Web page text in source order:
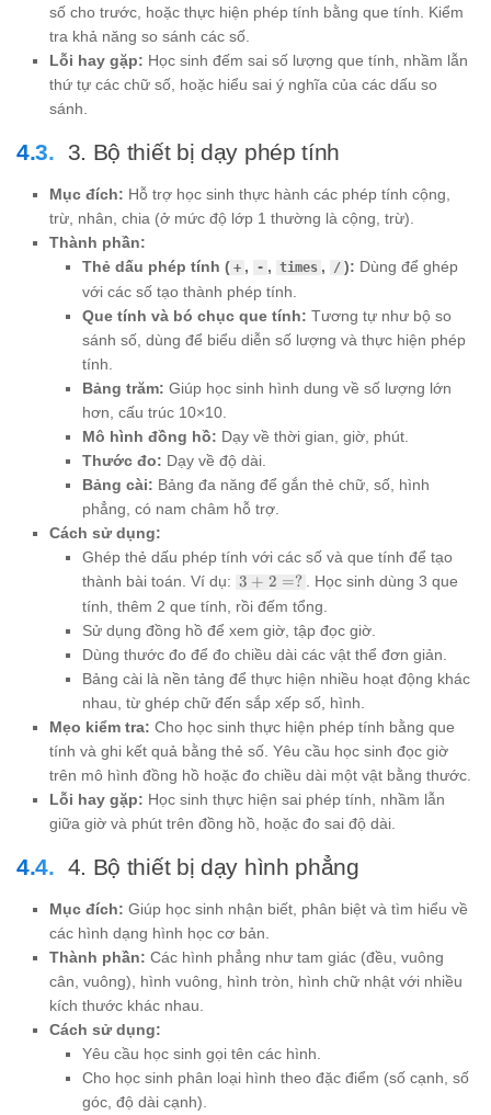
số cho trước, hoặc thực hiện phép tính bằng que tính. Kiểm
tra khả năng so sánh các số.
Lỗi hay gặp: Học sinh đếm sai số lượng que tính, nhầm lẫn
thứ tự các chữ số, hoặc hiểu sai ý nghĩa của các dấu so
sánh.
3. Bộ thiết bị dạy phép tính
Mục đích: Hỗ trợ học sinh thực hành các phép tính cộng,
trừ, nhân, chia (ở mức độ lớp 1 thường là cộng, trừ).
Thành phần:
Thẻ dấu phép tính ( + , - , times , / ): Dùng để ghép
với các số tạo thành phép tính.
Que tính và bó chục que tính: Tương tự như bộ so
sánh số, dùng để biểu diễn số lượng và thực hiện phép
tính.
Bảng trăm: Giúp học sinh hình dung về số lượng lớn
hơn, cấu trúc 10×10.
Mô hình đồng hồ: Dạy về thời gian, giờ, phút.
Thước đo: Dạy về độ dài.
Bảng cài: Bảng đa năng để gắn thẻ chữ, số, hình
phẳng, có nam châm hỗ trợ.
Cách sử dụng:
Ghép thẻ dấu phép tính với các số và que tính để tạo
thành bài toán. Ví dụ: 3
+
2
=
?
3 + 2 =?
. Học sinh dùng 3 que
tính, thêm 2 que tính, rồi đếm tổng.
Sử dụng đồng hồ để xem giờ, tập đọc giờ.
Dùng thước đo để đo chiều dài các vật thể đơn giản.
Bảng cài là nền tảng để thực hiện nhiều hoạt động khác
nhau, từ ghép chữ đến sắp xếp số, hình.
Mẹo kiểm tra: Cho học sinh thực hiện phép tính bằng que
tính và ghi kết quả bằng thẻ số. Yêu cầu học sinh đọc giờ
trên mô hình đồng hồ hoặc đo chiều dài một vật bằng thước.
Lỗi hay gặp: Học sinh thực hiện sai phép tính, nhầm lẫn
giữa giờ và phút trên đồng hồ, hoặc đo sai độ dài.
4. Bộ thiết bị dạy hình phẳng
Mục đích: Giúp học sinh nhận biết, phân biệt và tìm hiểu về
các hình dạng hình học cơ bản.
Thành phần: Các hình phẳng như tam giác (đều, vuông
cân, vuông), hình vuông, hình tròn, hình chữ nhật với nhiều
kích thước khác nhau.
Cách sử dụng:
Yêu cầu học sinh gọi tên các hình.
Cho học sinh phân loại hình theo đặc điểm (số cạnh, số
góc, độ dài cạnh).